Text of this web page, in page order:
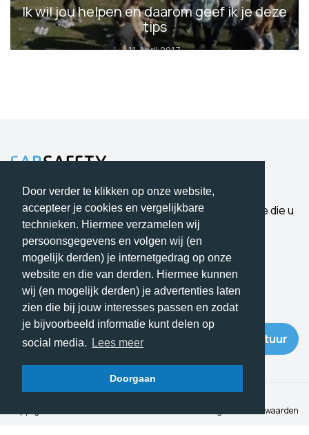
Door verder te klikken op onze website,
accepteer je cookies en vergelijkbare
technieken. Hiermee verzamelen wij
persoonsgegevens en volgen wij (en
mogelijk derden) je internetgedrag op onze
website en die van derden. Hiermee kunnen
wij (en mogelijk derden) je advertenties laten
zien die bij jouw interesses passen en zodat
je bijvoorbeeld informatie kunt delen op
social media.
Lees meer
Doorgaan
Ik wil jou helpen en daarom geef ik je deze
tips
11 April 2017
Bescherming waar u op kunt vertrouwen. Expertise die u
hoort.
Subscribe to our newsletter
Verstuur
Algemene Voorwaarden